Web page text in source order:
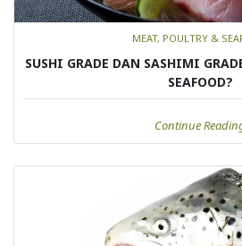
MEAT, POULTRY &
SUSHI GRADE DAN SASHIMI
SEAFOOD?
Continue